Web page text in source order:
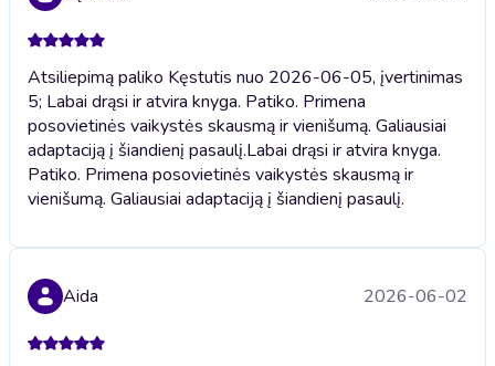
Atsiliepimą paliko Kęstutis nuo 2026-06-05, įvertinimas
5; Labai drąsi ir atvira knyga. Patiko. Primena
posovietinės vaikystės skausmą ir vienišumą. Galiausiai
adaptaciją į šiandienį pasaulį.Labai drąsi ir atvira knyga.
Patiko. Primena posovietinės vaikystės skausmą ir
vienišumą. Galiausiai adaptaciją į šiandienį pasaulį.
Aida 2026-06-02